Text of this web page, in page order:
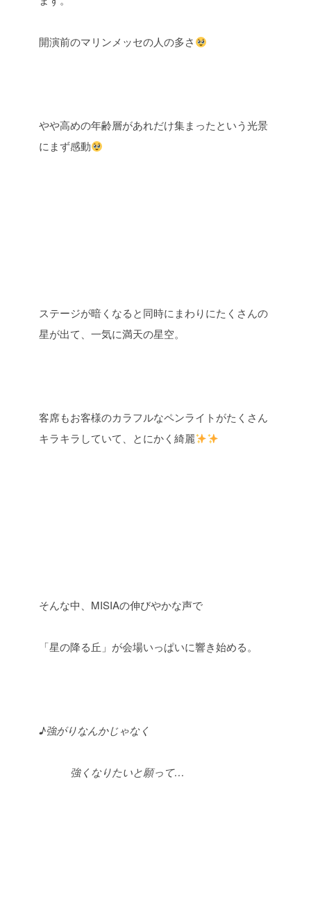
開演前のマリンメッセの人の多さ
やや高めの年齢層があれだけ集まったという光景
にまず感動
ステージが暗くなると同時にまわりにたくさんの
星が出て、一気に満天の星空。
客席もお客様のカラフルなペンライトがたくさん
キラキラしていて、とにかく綺麗
そんな中、MISIAの伸びやかな声で
「星の降る丘」が会場いっぱいに響き始める。
♪強がりなんかじゃなく
強くなりたいと願って…